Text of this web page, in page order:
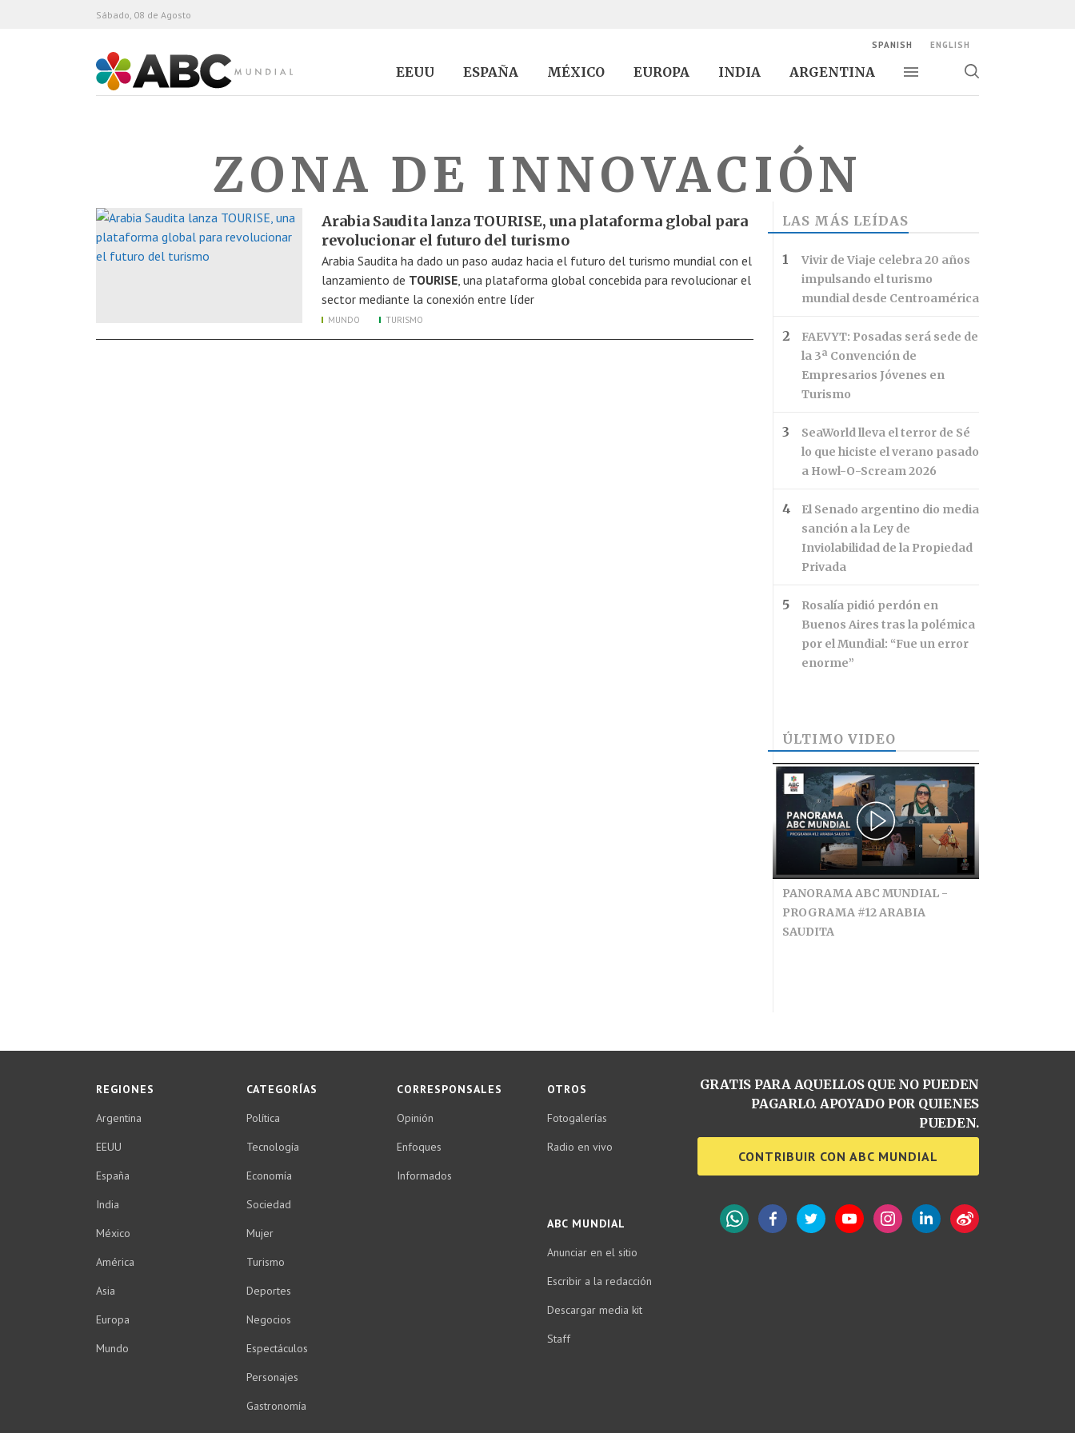
ABC Mundial
EEUU ESPAÑA MÉXICO EUROPA INDIA ARGENTINA
Alternar navegación
Alternar
Sábado, 08 de Agosto
SPANISH ENGLISH
ZONA DE INNOVACIÓN
Arabia Saudita lanza TOURISE, una plataforma global para
revolucionar el futuro del turismo
Arabia Saudita ha dado un paso audaz hacia el futuro del turismo mundial con el
lanzamiento de TOURISE, una plataforma global concebida para revolucionar el
sector mediante la conexión entre líder
MUNDO TURISMO
LAS MÁS LEÍDAS
Vivir de Viaje celebra 20 años
impulsando el turismo
mundial desde Centroamérica
FAEVYT: Posadas será sede de
la 3ª Convención de
Empresarios Jóvenes en
Turismo
SeaWorld lleva el terror de Sé
lo que hiciste el verano pasado
a Howl-O-Scream 2026
El Senado argentino dio media
sanción a la Ley de
Inviolabilidad de la Propiedad
Privada
Rosalía pidió perdón en
Buenos Aires tras la polémica
por el Mundial: “Fue un error
enorme”
ÚLTIMO VIDEO
PANORAMA ABC MUNDIAL -
PROGRAMA #12 ARABIA
SAUDITA
REGIONES
Argentina
EEUU
España
India
México
América
Asia
Europa
Mundo
CATEGORÍAS
Política
Tecnología
Economía
Sociedad
Mujer
Turismo
Deportes
Negocios
Espectáculos
Personajes
Gastronomía
CORRESPONSALES
Opinión
Enfoques
Informados
OTROS
Fotogalerías
Radio en vivo
ABC MUNDIAL
Anunciar en el sitio
Escribir a la redacción
Descargar media kit
Staff
GRATIS PARA AQUELLOS QUE NO PUEDEN
PAGARLO. APOYADO POR QUIENES
PUEDEN.
CONTRIBUIR CON ABC MUNDIAL